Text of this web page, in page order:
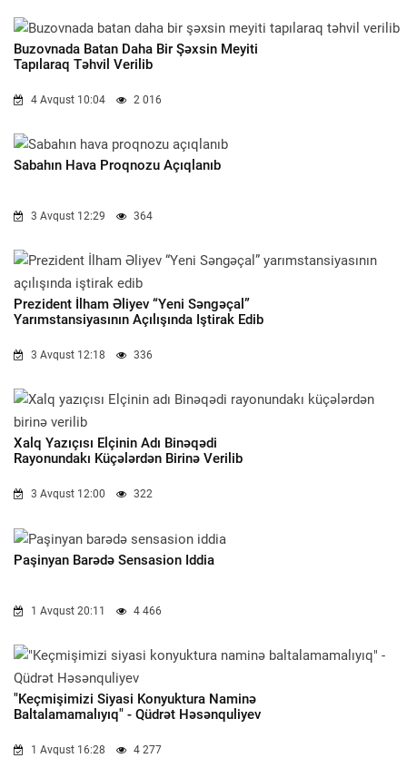
Buzovnada Batan Daha Bir Şəxsin Meyiti
Tapılaraq Təhvil Verilib
4 Avqust 10:04 2 016
Sabahın Hava Proqnozu Açıqlanıb
3 Avqust 12:29 364
Prezident İlham Əliyev “Yeni Səngəçal”
Yarımstansiyasının Açılışında Iştirak Edib
3 Avqust 12:18 336
Xalq Yazıçısı Elçinin Adı Binəqədi
Rayonundakı Küçələrdən Birinə Verilib
3 Avqust 12:00 322
Paşinyan Barədə Sensasion Iddia
1 Avqust 20:11 4 466
"Keçmişimizi Siyasi Konyuktura Naminə
Baltalamamalıyıq" - Qüdrət Həsənquliyev
1 Avqust 16:28 4 277